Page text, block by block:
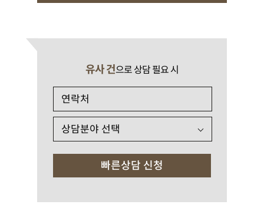
유사 건으로 상담 필요 시